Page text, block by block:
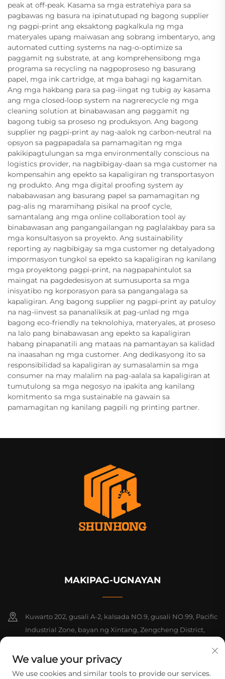
peak at off-peak. Kasama sa mga estratehiya para sa
pagbawas ng basura na ipinatutupad ng bagong supplier
ng pagpi-print ang eksaktong pagkalkula ng mga
materyales upang maiwasan ang sobrang imbentaryo, ang
automated cutting systems na nag-o-optimize sa
paggamit ng substrate, at ang komprehensibong mga
programa sa recycling na nagpoproseso ng basurang
papel, mga ink cartridge, at mga bahagi ng kagamitan.
Ang mga hakbang para sa pag-iingat ng tubig ay kasama
ang mga closed-loop system na nagrerecycle ng mga
cleaning solution at binabawasan ang paggamit ng
bagong tubig sa proseso ng produksyon. Ang bagong
supplier ng pagpi-print ay nag-aalok ng carbon-neutral na
opsyon sa pagpapadala sa pamamagitan ng mga
pakikipagtulungan sa mga environmentally conscious na
logistics provider, na nagbibigay-daan sa mga customer na
kompensahin ang epekto sa kapaligiran ng transportasyon
ng produkto. Ang mga digital proofing system ay
nababawasan ang basurang papel sa pamamagitan ng
pag-alis ng maramihang pisikal na proof cycle,
samantalang ang mga online collaboration tool ay
binabawasan ang pangangailangan ng paglalakbay para sa
mga konsultasyon sa proyekto. Ang sustainability
reporting ay nagbibigay sa mga customer ng detalyadong
impormasyon tungkol sa epekto sa kapaligiran ng kanilang
mga proyektong pagpi-print, na nagpapahintulot sa
maingat na pagdedesisyon at sumusuporta sa mga
inisyatibo ng korporasyon para sa pangangalaga sa
kapaligiran. Ang bagong supplier ng pagpi-print ay patuloy
na nag-iinvest sa pananaliksik at pag-unlad ng mga
bagong eco-friendly na teknolohiya, materyales, at proseso
na lalo pang binabawasan ang epekto sa kapaligiran
habang pinapanatili ang mataas na pamantayan sa kalidad
na inaasahan ng mga customer. Ang dedikasyong ito sa
responsibilidad sa kapaligiran ay sumasalamin sa mga
consumer na may malalim na pag-aalala sa kapaligiran at
tumutulong sa mga negosyo na ipakita ang kanilang
komitmento sa mga sustainable na gawain sa
pamamagitan ng kanilang pagpili ng printing partner.
MAKIPAG-UGNAYAN
Kuwarto 202, gusali A-2, kalsada NO.9, gusali NO.99, Pacific
Industrial Zone, bayan ng Xintang, Zengcheng District,
+86-18925142858
We value your privacy
We use cookies and similar tools to provide our services.